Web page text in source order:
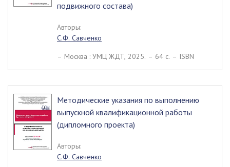
подвижного состава)
Авторы:
С.Ф. Савченко
– Москва : УМЦ ЖДТ, 2025. – 64 c. – ISBN
Методические указания по выполнению
выпускной квалификационной работы
(дипломного проекта)
Авторы:
С.Ф. Савченко